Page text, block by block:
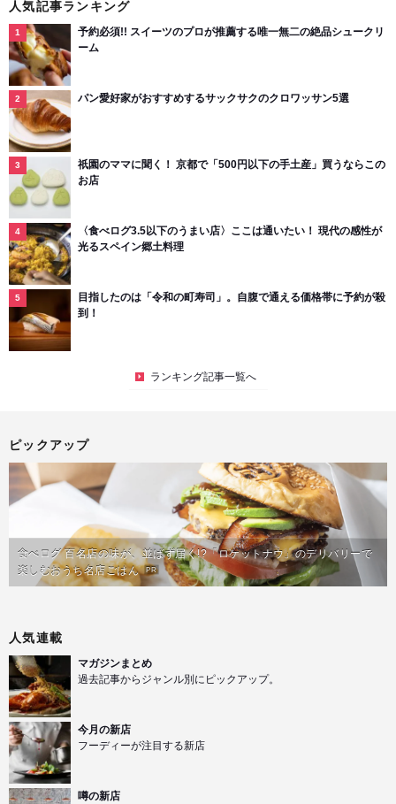
人気記事ランキング
予約必須!! スイーツのプロが推薦する唯一無二の絶品シュークリ
ーム
パン愛好家がおすすめするサックサクのクロワッサン5選
祇園のママに聞く！ 京都で「500円以下の手土産」買うならこの
お店
〈食べログ3.5以下のうまい店〉ここは通いたい！ 現代の感性が
光るスペイン郷土料理
目指したのは「令和の町寿司」。自腹で通える価格帯に予約が殺
到！
ランキング記事一覧へ
ピックアップ
食べログ 百名店の味が、並ばず届く!?「ロケットナウ」のデリバリーで
楽しむおうち名店ごはん PR
人気連載
マガジンまとめ
過去記事からジャンル別にピックアップ。
今月の新店
フーディーが注目する新店
噂の新店